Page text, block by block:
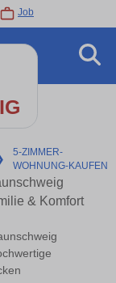
Job
5-ZIMMER-
WOHNUNG-KAUFEN
& Komfort